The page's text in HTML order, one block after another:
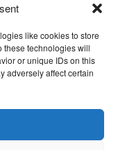
like cookies to store
these technologies will
or unique IDs on this
adversely affect certainToggle
intelektualna svojina